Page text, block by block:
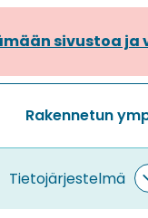
sivustoa ja
Rakennetun
Tietojärjestelmä